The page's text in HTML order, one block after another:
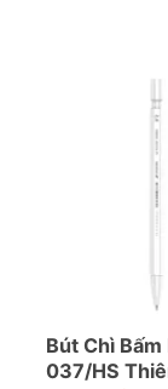
Bút Chì
037/HS